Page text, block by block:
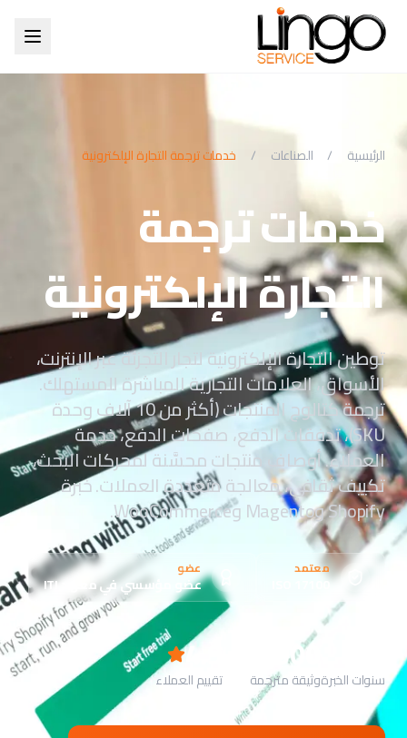
الرئيسية / الصناعات / خدمات ترجمة التجارة الإلكترونية
خدمات ترجمة
التجارة الإلكترونية
توطين التجارة الإلكترونية لتجار التجزئة عبر الإنترنت،
الأسواق، العلامات التجارية المباشرة للمستهلك.
ترجمة كتالوج المنتجات (أكثر من 10 آلاف وحدة
SKU)، تدفقات الدفع، صفحات الدفع، خدمة
العملاء. أوصاف منتجات محسَّنة لمحركات البحث،
تكييف ثقافي، معالجة متعددة العملات. خبرة
Shopify وMagento وWooCommerce.
معتمد
ISO 17100
عضو
عضو مؤسسي في معهد ITI
سنوات الخبرة 50,000+
وثيقة مترجمة 4.9
تقييم العملاء